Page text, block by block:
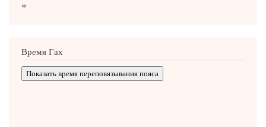
*
Время Гах
Показать время переповязывания пояса